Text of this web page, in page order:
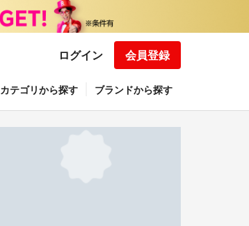
ログイン 会員登録
カテゴリから探す ブランドから探す